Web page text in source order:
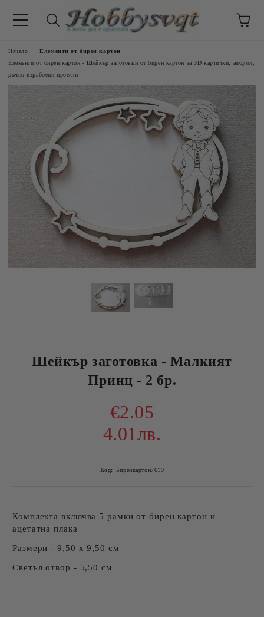
Начало
Елементи от бирен картон
Елементи от бирен картон - Шейкър заготовки от бирен картон за 3D картички, албуми,
ръчно израбоени проекти
Шейкър заготовка - Малкият
Принц - 2 бр.
€2.05
4.01лв.
Код: Биренкартон7619
Комплекта включва 5 рамки от бирен картон и
ацетатна плака
Размери - 9,50 х 9,50 см
Светъл отвор - 5,50 см